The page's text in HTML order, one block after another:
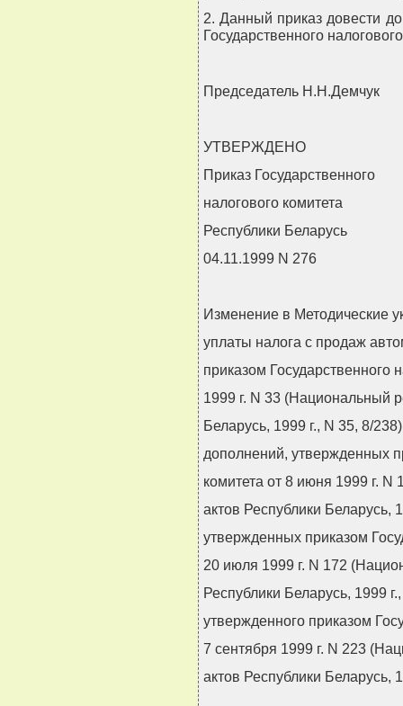
2. Данный приказ довести
Государственного
Председатель Н.Н.Демчук
УТВЕРЖДЕНО
Приказ Государственного
налогового комитета
Республики Беларусь
04.11.1999 N 276
Изменение в Методические
уплаты налога с продаж
приказом Государственного
1999 г. N 33 (Национальный
Беларусь, 1999 г., N 35, 8/
дополнений, утвержденных
комитета от 8 июня 1999 г.
актов Республики Беларусь,
утвержденных приказом
20 июля 1999 г. N 172
Республики Беларусь, 1999
утвержденного приказом
7 сентября 1999 г. N 223
актов Республики Беларусь,